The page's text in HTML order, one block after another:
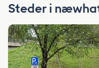
Steder i